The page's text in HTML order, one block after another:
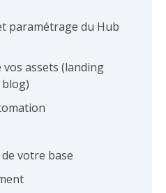
paramétrage du Hub
assets (landing
blog)
votre base